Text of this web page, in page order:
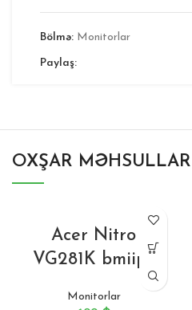
Bölmə: Monitorlar
Paylaş:
OXŞAR MƏHSULLAR
Acer Nitro
VG281K bmiipx
Monitorlar